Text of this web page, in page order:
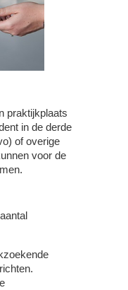
praktijkplaats
in de derde
of overige
voor de